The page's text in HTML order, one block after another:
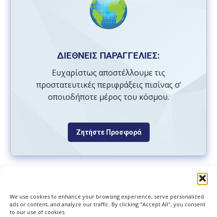
We use cookies to enhance your browsing experience, serve personalized
ads or content, and analyze our traffic. By clicking "Accept All", you consent
to our use of cookies.
ΔΙΕΘΝΕΙΣ ΠΑΡΑΓΓΕΛΙΕΣ:
Ευχαρίστως αποστέλλουμε τις
προστατευτικές περιφράξεις πισίνας σ’
οποιοδήποτε μέρος του κόσμου.
Ζητήστε Προσφορά